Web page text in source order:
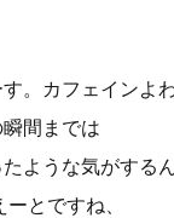
。カフェインよわ
間までは
ような気がする
とですね、